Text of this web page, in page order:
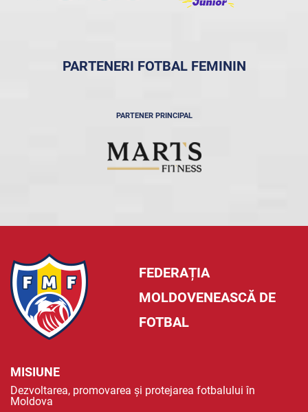
PARTENERI FOTBAL FEMININ
PARTENER PRINCIPAL
FEDERAȚIA
MOLDOVENEASCĂ DE
FOTBAL
MISIUNE
Dezvoltarea, promovarea și protejarea fotbalului în
Moldova